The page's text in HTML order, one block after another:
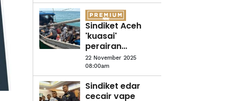
Sindiket Aceh
'kuasai'
perairan
Selangor
22 November 2025
08:00am
Sindiket edar
cecair vape